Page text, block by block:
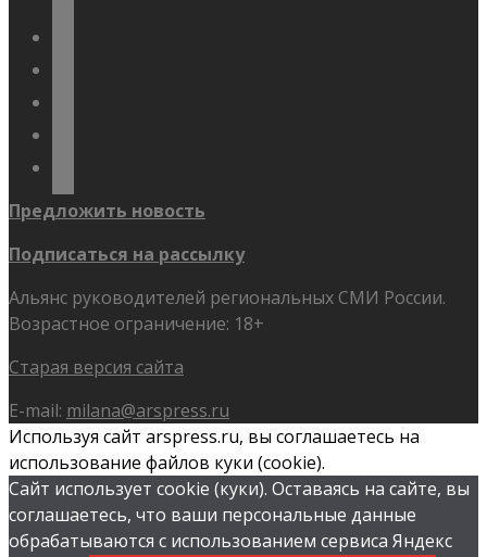
Предложить новость
Подписаться на рассылку
Альянс руководителей региональных СМИ России.
Возрастное ограничение: 18+
Старая версия сайта
E-mail: milana@arspress.ru
Используя сайт arspress.ru, вы соглашаетесь на
использование файлов куки (cookie).
Сайт использует cookie (куки). Оставаясь на сайте, вы
соглашаетесь, что ваши персональные данные
обрабатываются с использованием сервиса Яндекс